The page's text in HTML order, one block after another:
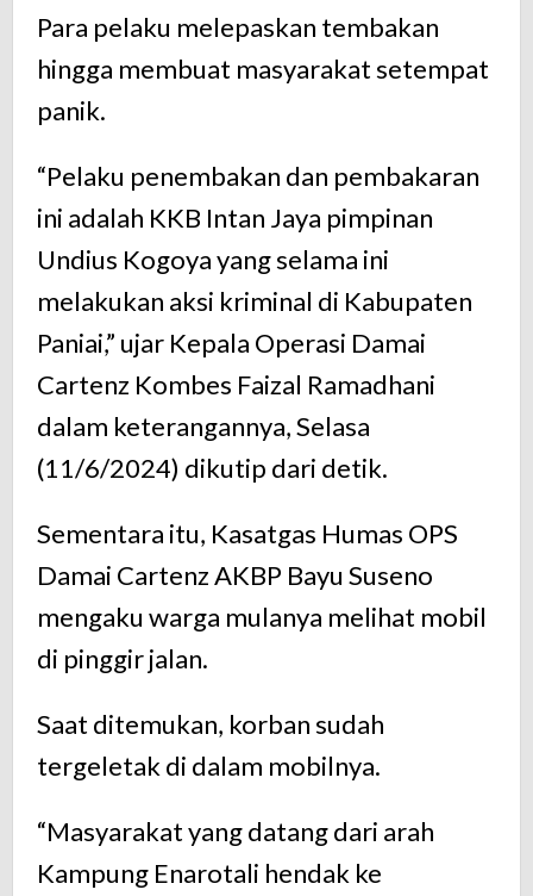
Para pelaku melepaskan tembakan
hingga membuat masyarakat setempat
panik.
“Pelaku penembakan dan pembakaran
ini adalah KKB Intan Jaya pimpinan
Undius Kogoya yang selama ini
melakukan aksi kriminal di Kabupaten
Paniai,” ujar Kepala Operasi Damai
Cartenz Kombes Faizal Ramadhani
dalam keterangannya, Selasa
(11/6/2024) dikutip dari detik.
Sementara itu, Kasatgas Humas OPS
Damai Cartenz AKBP Bayu Suseno
mengaku warga mulanya melihat mobil
di pinggir jalan.
Saat ditemukan, korban sudah
tergeletak di dalam mobilnya.
“Masyarakat yang datang dari arah
Kampung Enarotali hendak ke